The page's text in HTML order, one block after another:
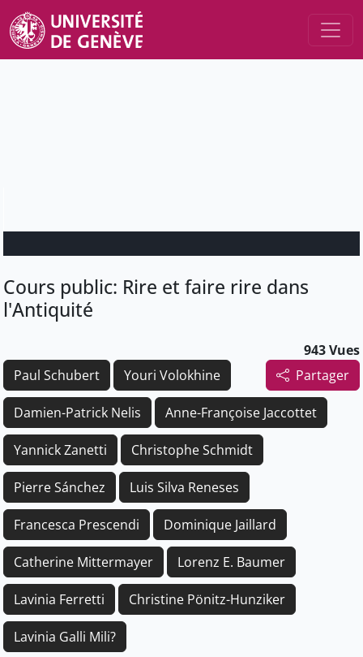
Cours public: Rire et faire rire dans
l'Antiquité
943 Vues
Partager
Paul Schubert Youri Volokhine
Damien-Patrick Nelis Anne-Françoise Jaccottet
Yannick Zanetti Christophe Schmidt
Pierre Sánchez Luis Silva Reneses
Francesca Prescendi Dominique Jaillard
Catherine Mittermayer Lorenz E. Baumer
Lavinia Ferretti Christine Pönitz-Hunziker
Lavinia Galli Mili?